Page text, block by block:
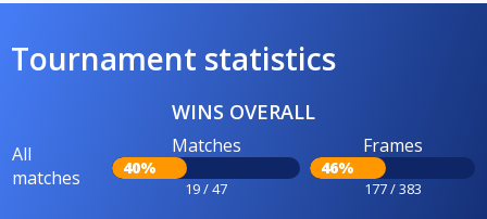
Tournament statistics
WINS OVERALL
All
matches
Matches
40%
19 / 47
Frames
46%
177 / 383